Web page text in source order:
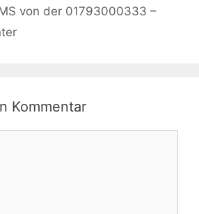
von der 01793000333 –
Kommentar